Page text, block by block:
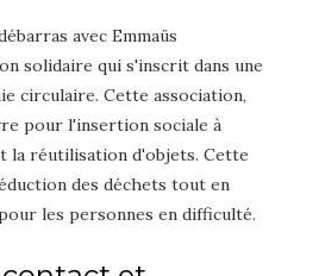
avec Emmaüs
solidaire qui s'inscrit dans une
circulaire. Cette association,
pour l'insertion sociale à
la réutilisation d'objets. Cette
des déchets tout en
les personnes en difficulté.